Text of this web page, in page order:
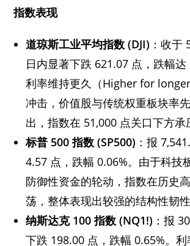
指数表现
道琼斯工业平均指数 (DJI) ：收于
日内显著下跌 621.07 点，跌幅达
利率维持更久（Higher for
冲击，价值股与传统权重板块率
出，指数在 51,000 点关口下方承
标普 500 指数 (SP500) ：报
4.57 点，跌幅 0.06%。由于科技
防御性资金的轮动，指数在历史
荡，整体表现出较强的结构性韧性
纳斯达克 100 指数 (NQ1!) ：报
下跌 198.00 点，跌幅 0.65%。